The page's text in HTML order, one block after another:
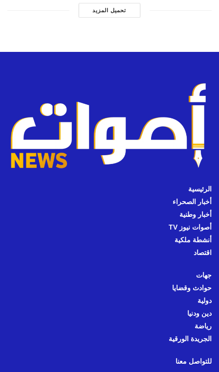
تحميل المزيد
الرئيسية
أخبار الصحراء
أخبار وطنية
أصوات نيوز TV
أنشطة ملكية
اقتصاد
جهات
حوادث وقضايا
دولية
دين ودنيا
رياضة
الجريدة الورقية
للتواصل معنا